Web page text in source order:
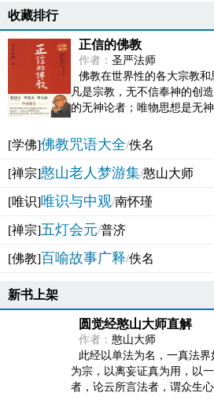
收藏排行
正信的佛教
作者： 圣严法师
佛教在世界性的各大宗教和
凡是宗教，无不信奉神的创
的无神论者；唯物思想是无
[学佛]佛教咒语大全/佚名
[禅宗]憨山老人梦游集/憨山大师
[唯识]唯识与中观/南怀瑾
[禅宗]五灯会元/普济
[佛教]百喻故事广释/佚名
新书上架
圆觉经憨山大师直解
作者： 憨山大师
此经以单法为名，一真法
为宗，以离妄证真为用，以
者，论云所言法者，谓众生